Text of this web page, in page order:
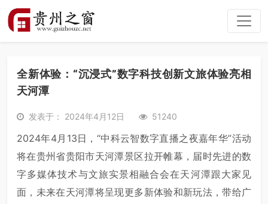
全新体验：“沉浸式”数字科技创新文旅体验亮相
天河潭
发表于： 2024年4月12日 51240
2024年4月13日，“中科云智数字直播之夜嘉年华”活动
将在贵州省贵阳市天河潭景区拉开帷幕，届时先进的数
字多媒体技术与文旅实景相融合会在天河潭跟大家见
面，未来在天河潭将呈现更多新体验和新玩法，带给广